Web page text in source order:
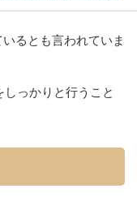
るとも言われていま
っかりと行うこと